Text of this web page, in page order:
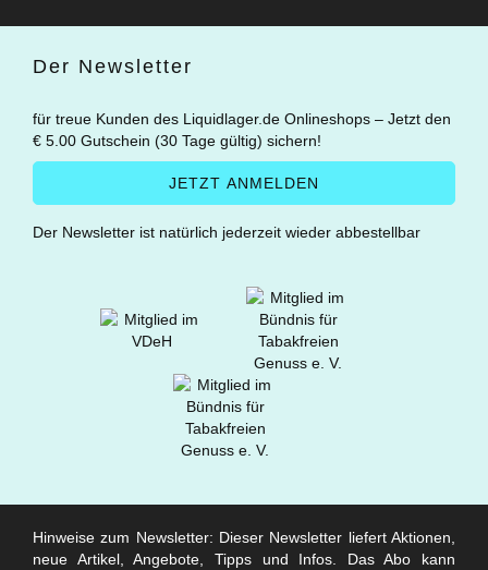
Der Newsletter
für treue Kunden des Liquidlager.de Onlineshops – Jetzt den
€ 5.00 Gutschein (30 Tage gültig) sichern!
Der Newsletter ist natürlich jederzeit wieder abbestellbar
Hinweise zum Newsletter: Dieser Newsletter liefert Aktionen,
neue Artikel, Angebote, Tipps und Infos. Das Abo kann